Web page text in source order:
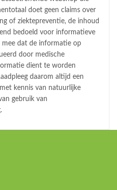
doet geen claims over
of ziektepreventie, de inhoud
bedoeld voor informatieve
mee dat de informatie op
door medische
dient te worden
daarom altijd een
kennis van natuurlijke
gebruik van